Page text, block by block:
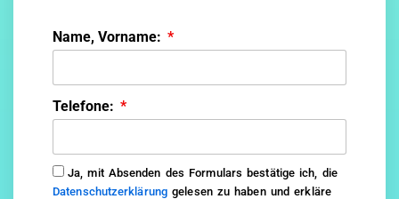
Name, Vorname:
Telefone:
Ja, mit Absenden des Formulars bestätige ich, die
Datenschutzerklärung gelesen zu haben und erkläre